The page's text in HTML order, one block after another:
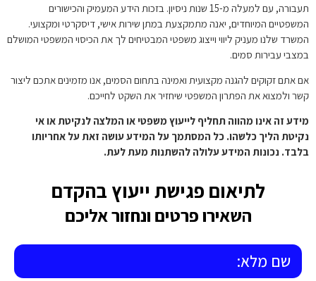
תעבורה, עם למעלה מ-15 שנות ניסיון. בזכות הידע המעמיק והכישורים
המשפטיים המיוחדים, יאנה מתמקצעת במתן שירות אישי, דיסקרטי ומקצועי.
המשרד שלנו מעניק ליווי וייצוג משפטי המבטיחים לך את הכיסוי המשפטי המושלם
במצבי עבירות סמים.
אם אתם זקוקים להגנה מקצועית ואמינה בתחום הסמים, אנו מזמינים אתכם ליצור
קשר ולמצוא את הפתרון המשפטי שיחזיר את השקט לחייכם.
מידע זה אינו מהווה תחליף לייעוץ משפטי או המלצה לנקיטת או אי
נקיטת הליך כלשהו. כל המסתמך על המידע עושה זאת על אחריותו
בלבד. נכונות המידע עלולה להשתנות מעת לעת.
לתיאום פגישת ייעוץ בהקדם
השאירו פרטים ונחזור אליכם